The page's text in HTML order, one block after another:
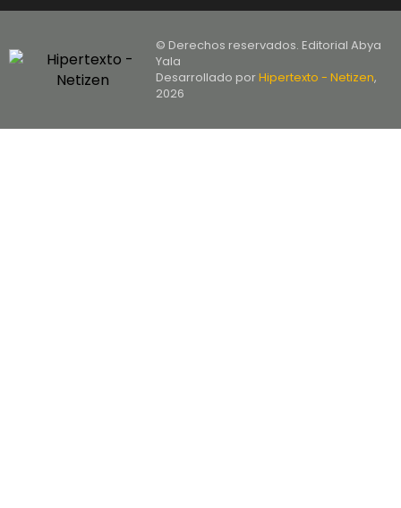
© Derechos reservados. Editorial Abya
Yala
Desarrollado porHipertexto - Netizen,
2026